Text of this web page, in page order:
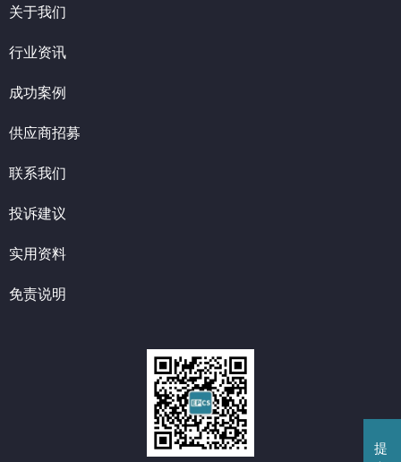
提
关于我们
行业资讯
成功案例
供应商招募
联系我们
投诉建议
实用资料
免责说明